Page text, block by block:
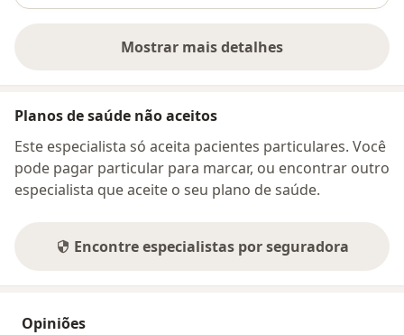
Mostrar mais detalhes
sobre o endereço
Planos de saúde não aceitos
Este especialista só aceita pacientes particulares. Você
pode pagar particular para marcar, ou encontrar outro
especialista que aceite o seu plano de saúde.
Encontre especialistas por seguradora
Opiniões